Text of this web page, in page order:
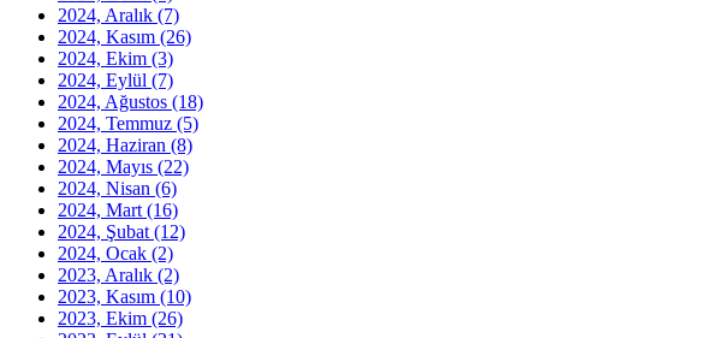
2024, Aralık (7)
2024, Kasım (26)
2024, Ekim (3)
2024, Eylül (7)
2024, Ağustos (18)
2024, Temmuz (5)
2024, Haziran (8)
2024, Mayıs (22)
2024, Nisan (6)
2024, Mart (16)
2024, Şubat (12)
2024, Ocak (2)
2023, Aralık (2)
2023, Kasım (10)
2023, Ekim (26)